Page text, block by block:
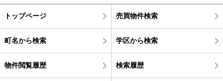
トップページ 売買物件検索
町名から検索 学区から検索
物件閲覧履歴 検索履歴